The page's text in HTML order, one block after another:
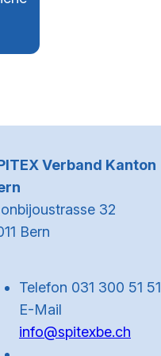
Verband Kanton
32
Bern
Telefon 031 300 51 51
E-Mail
info@spitexbe.ch